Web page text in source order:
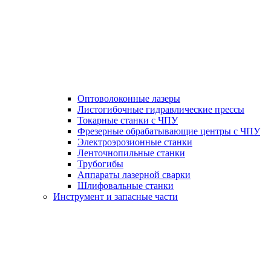
Оптоволоконные лазеры
Листогибочные гидравлические прессы
Токарные станки с ЧПУ
Фрезерные обрабатывающие центры с ЧПУ
Электроэрозионные станки
Ленточнопильные станки
Трубогибы
Аппараты лазерной сварки
Шлифовальные станки
Инструмент и запасные части